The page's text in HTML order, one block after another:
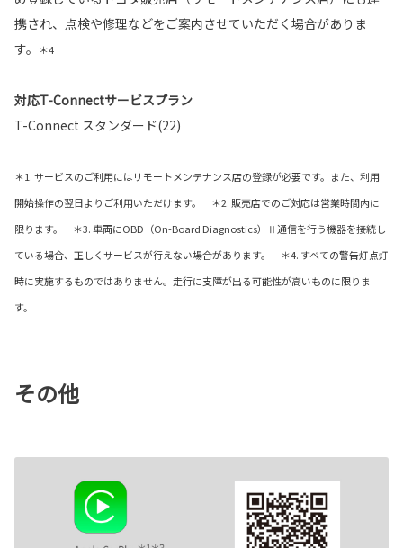
携され、点検や修理などをご案内させていただく場合がありま
す。
＊4
対応T-Connectサービスプラン
T-Connect スタンダード(22)
＊1. サービスのご利用にはリモートメンテナンス店の登録が必要です。また、利用
開始操作の翌日よりご利用いただけます。 ＊2. 販売店でのご対応は営業時間内に
限ります。 ＊3. 車両にOBD（On-Board Diagnostics）Ⅱ通信を行う機器を接続し
ている場合、正しくサービスが行えない場合があります。 ＊4. すべての警告灯点灯
時に実施するものではありません。走行に支障が出る可能性が高いものに限りま
す。
その他